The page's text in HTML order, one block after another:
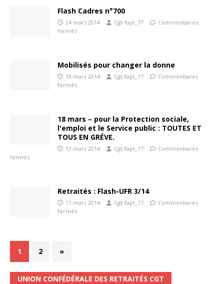
Flash Cadres n°700
24 mars 2014 Cgt-fapt_77
Commentaires
fermés
Mobilisés pour changer la donne
19 mars 2014 Cgt-fapt_77
Commentaires
fermés
18 mars – pour la Protection sociale,
l'emploi et le Service public : TOUTES ET
TOUS EN GRÉVE.
12 mars 2014 Cgt-fapt_77
Commentaires
fermés
Retraités : Flash-UFR 3/14
11 mars 2014 Cgt-fapt_77
Commentaires
fermés
1 2 »
UNION CONFÉDÉRALE DES RETRAITÉS CGT